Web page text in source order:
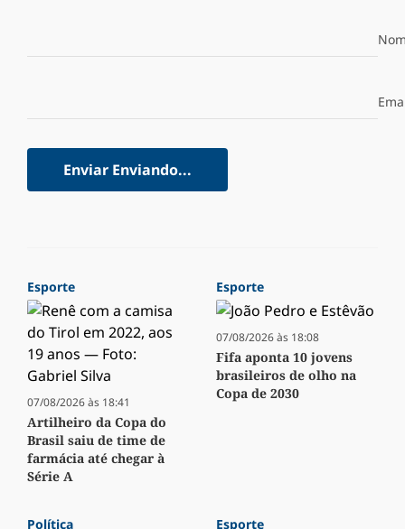
Enviar Enviando...
Esporte
07/08/2026 às 18:41
Artilheiro da Copa do
Brasil saiu de time de
farmácia até chegar à
Série A
Esporte
07/08/2026 às 18:08
Fifa aponta 10 jovens
brasileiros de olho na
Copa de 2030
Política Esporte